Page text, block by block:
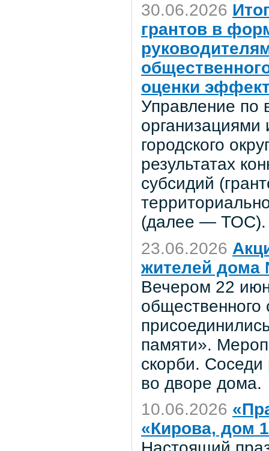
30.06.2026
грантов в
оценки
Управление по
городского
результатах
субсидий
(далее — ТОС).
23.06.2026
жителей дома
Вечером 22
памяти».
скорби. Соседи
во дворе дома.
10.06.2026
«Кирова, дом